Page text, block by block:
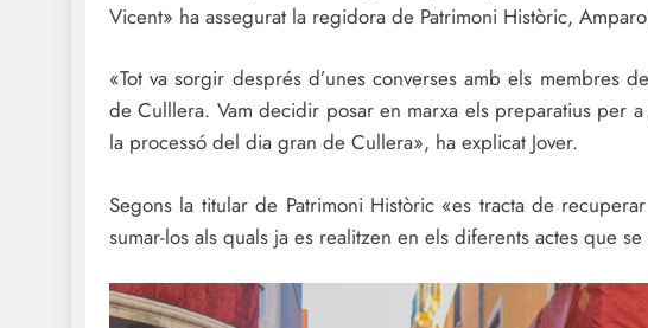
Vicent» ha assegurat la regidora de Patrimoni Històric, Amparo
«Tot va sorgir després d’unes converses amb els membres
de Culllera. Vam decidir posar en marxa els preparatius per
la processó del dia gran de Cullera», ha explicat Jover.
Segons la titular de Patrimoni Històric «es tracta de
sumar-los als quals ja es realitzen en els diferents actes que